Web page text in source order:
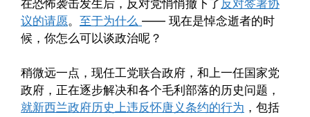
在恐怖袭击发生后，反对党悄悄撤下了 反对签署协
议的请愿。 至于为什么 —— 现在是悼念逝者的时
候，你怎么可以谈政治呢？
稍微远一点，现任工党联合政府，和上一任国家党
政府，正在逐步解决和各个毛利部落的历史问题，
就新西兰政府历史上违反怀唐义条约的行为 ，包括